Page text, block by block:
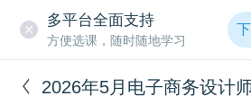
多平台全面支持
方便选课，随时随地学习